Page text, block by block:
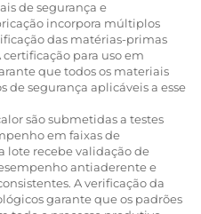
de segurança e
incorpora múltiplos
das matérias-primas
para uso em
que todos os materiais
de segurança aplicáveis a esse
são submetidas a testes
em faixas de
lote recebe validação de
antiaderente e
A verificação da
garante que os padrões